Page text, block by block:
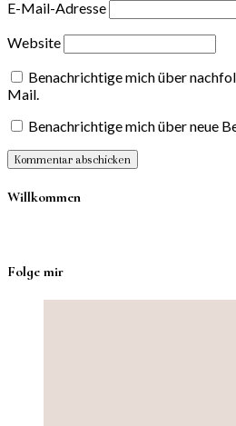
E-Mail-Adresse
Website
Benachrichtige mich über
Mail.
Benachrichtige mich über neue
Willkommen
Folge mir